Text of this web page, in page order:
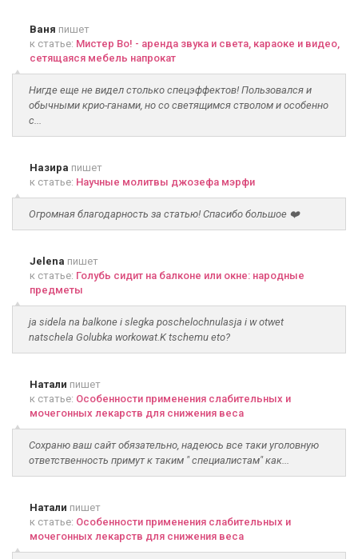
Ваня пишет
к статье: Мистер Во! - аренда звука и света, караоке и видео,
сетящаяся мебель напрокат
Нигде еще не видел столько спецэффектов! Пользовался и
обычными крио-ганами, но со светящимся стволом и особенно
с...
Назира пишет
к статье: Научные молитвы джозефа мэрфи
Огромная благодарность за статью! Спасибо большое ❤️
Jelena пишет
к статье: Голубь сидит на балконе или окне: народные
предметы
ja sidela na balkone i slegka poschelochnulasja i w otwet
natschela Golubka workowat.K tschemu eto?
Натали пишет
к статье: Особенности применения слабительных и
мочегонных лекарств для снижения веса
Сохраню ваш сайт обязательно, надеюсь все таки уголовную
ответственность примут к таким " специалистам" как...
Натали пишет
к статье: Особенности применения слабительных и
мочегонных лекарств для снижения веса